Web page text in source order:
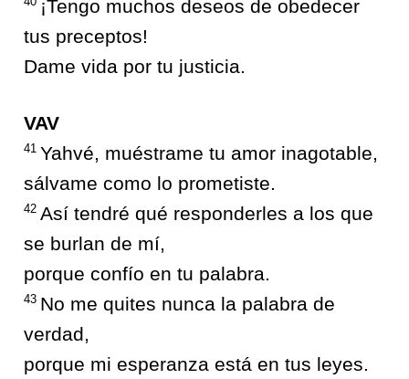
¡Tengo muchos deseos de obedecer
tus preceptos!
Dame vida por tu justicia.
VAV
41 Yahvé, muéstrame tu amor inagotable,
sálvame como lo prometiste.
42 Así tendré qué responderles a los que
se burlan de mí,
porque confío en tu palabra.
43 No me quites nunca la palabra de
verdad,
porque mi esperanza está en tus leyes.